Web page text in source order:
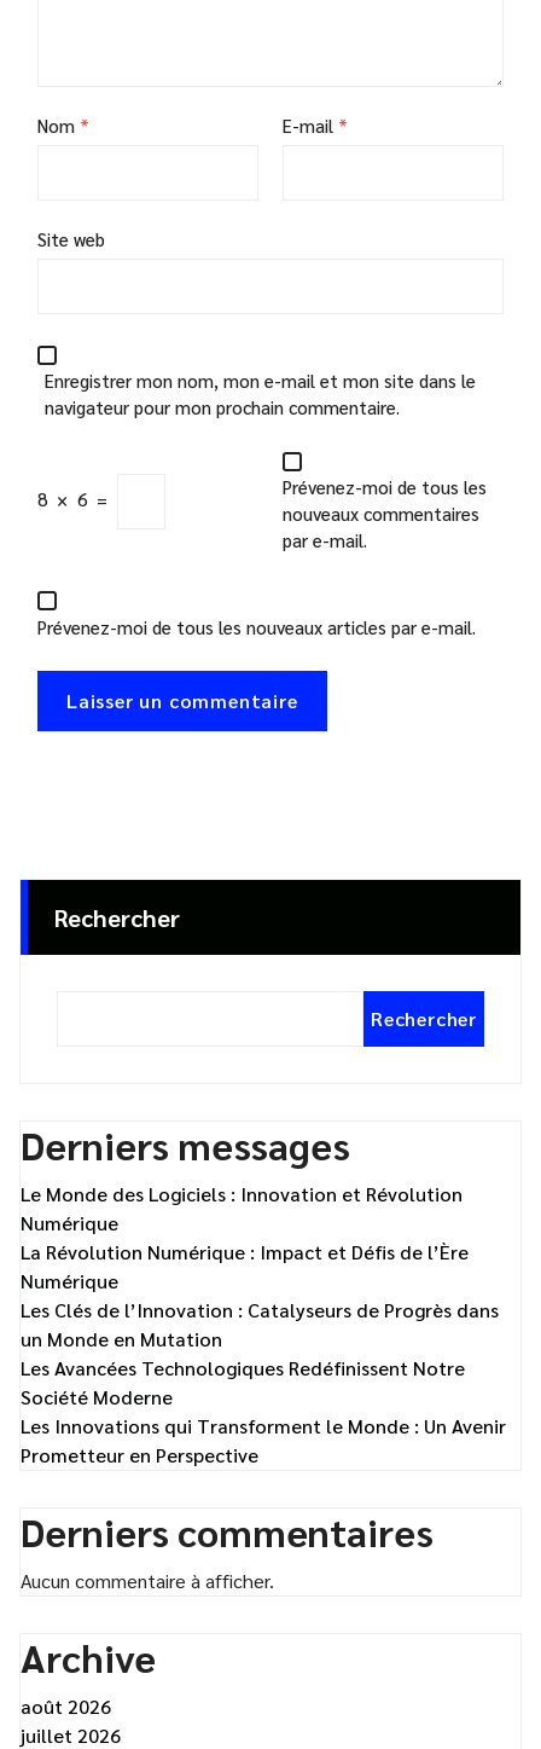
Nom * E-mail *
Site web
Enregistrer mon nom, mon e-mail et mon site dans le
navigateur pour mon prochain commentaire.
8 × 6 =
Prévenez-moi de tous les
nouveaux commentaires
par e-mail.
Prévenez-moi de tous les nouveaux articles par e-mail.
Rechercher
Rechercher
Derniers messages
Le Monde des Logiciels : Innovation et Révolution
Numérique
La Révolution Numérique : Impact et Défis de l’Ère
Numérique
Les Clés de l’Innovation : Catalyseurs de Progrès dans
un Monde en Mutation
Les Avancées Technologiques Redéfinissent Notre
Société Moderne
Les Innovations qui Transforment le Monde : Un Avenir
Prometteur en Perspective
Derniers commentaires
Aucun commentaire à afficher.
Archive
août 2026
juillet 2026